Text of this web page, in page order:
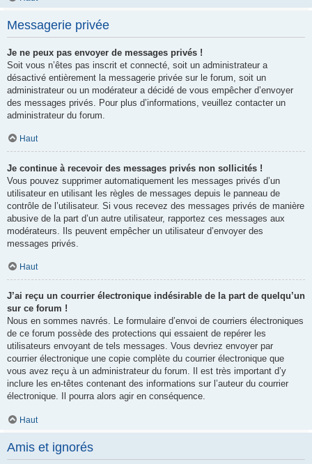
Messagerie privée
Je ne peux pas envoyer de messages privés !
Soit vous n’êtes pas inscrit et connecté, soit un administrateur a
désactivé entièrement la messagerie privée sur le forum, soit un
administrateur ou un modérateur a décidé de vous empêcher d’envoyer
des messages privés. Pour plus d’informations, veuillez contacter un
administrateur du forum.
Haut
Je continue à recevoir des messages privés non sollicités !
Vous pouvez supprimer automatiquement les messages privés d’un
utilisateur en utilisant les règles de messages depuis le panneau de
contrôle de l’utilisateur. Si vous recevez des messages privés de manière
abusive de la part d’un autre utilisateur, rapportez ces messages aux
modérateurs. Ils peuvent empêcher un utilisateur d’envoyer des
messages privés.
Haut
J’ai reçu un courrier électronique indésirable de la part de quelqu’un
sur ce forum !
Nous en sommes navrés. Le formulaire d’envoi de courriers électroniques
de ce forum possède des protections qui essaient de repérer les
utilisateurs envoyant de tels messages. Vous devriez envoyer par
courrier électronique une copie complète du courrier électronique que
vous avez reçu à un administrateur du forum. Il est très important d’y
inclure les en-têtes contenant des informations sur l’auteur du courrier
électronique. Il pourra alors agir en conséquence.
Haut
Amis et ignorés